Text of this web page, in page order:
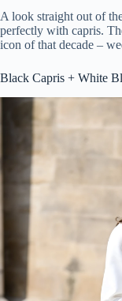
A look straight out of
perfectly with capris.
icon of that decade –
Black Capris + White